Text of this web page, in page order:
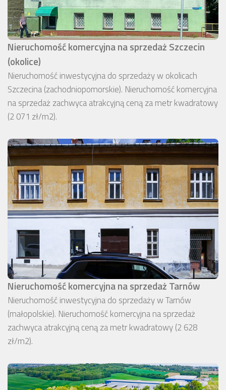
Nieruchomość komercyjna na sprzedaż Szczecin
(okolice)
Nieruchomość inwestycyjna do sprzedaży w okolicach
Szczecina (zachodniopomorskie). Nieruchomość komercyjna
na sprzedaż zachwyca atrakcyjną ceną za metr kwadratowy
(2 071 zł/m2).
Nieruchomość komercyjna na sprzedaż Tarnów
Nieruchomość inwestycyjna do sprzedaży w Tarnów
(małopolskie). Nieruchomość komercyjna na sprzedaż
zachwyca atrakcyjną ceną za metr kwadratowy (2 628
zł/m2).